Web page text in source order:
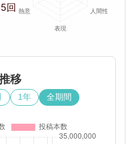
回
移
1年 全期間